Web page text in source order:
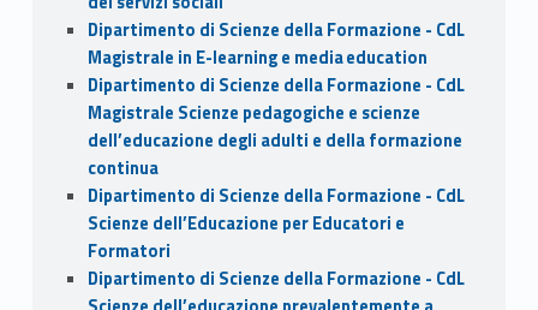
Dipartimento di Scienze della Formazione - CdL
Magistrale in E-learning e media education
Dipartimento di Scienze della Formazione - CdL
Magistrale Scienze pedagogiche e scienze
dell’educazione degli adulti e della formazione
continua
Dipartimento di Scienze della Formazione - CdL
Scienze dell’Educazione per Educatori e
Formatori
Dipartimento di Scienze della Formazione - CdL